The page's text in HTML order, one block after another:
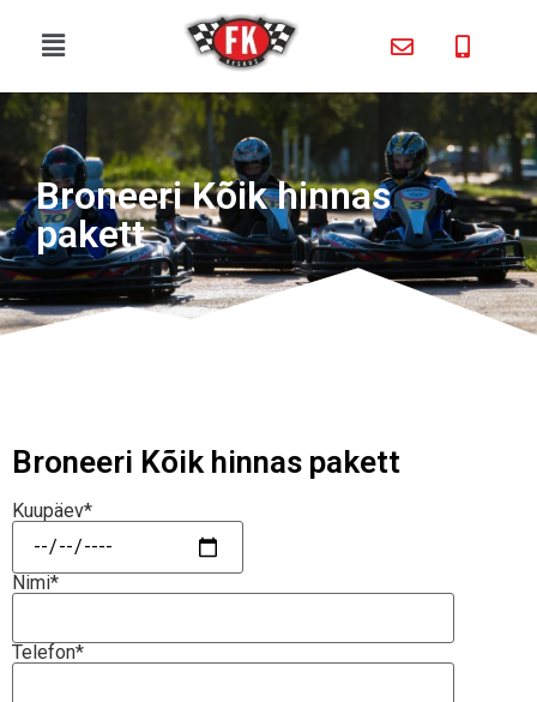
Broneeri Kõik hinnas
pakett
Broneeri Kõik hinnas pakett
Kuupäev*
Nimi*
Telefon*